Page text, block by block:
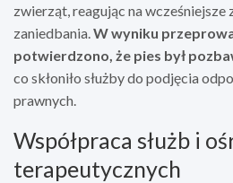
zwierząt, reagując na wcześniejsze
zaniedbania.W wyniku
potwierdzono, że pies był
co skłoniło służby do podjęcia
prawnych.
Współpraca służb i
terapeutycznych